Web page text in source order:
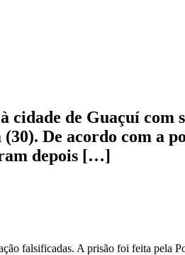
cidade de Guaçuí com
De acordo com a
depois […]
falsificadas. A prisão foi feita pela